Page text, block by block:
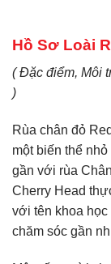
Hồ Sơ Loài
( Đặc điểm, Môi
)
Rùa chân đỏ
một biến thể
gần với rùa
Cherry Head
với tên khoa học
chăm sóc gần